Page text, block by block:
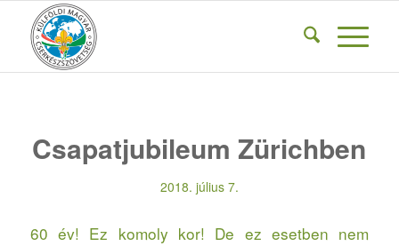
Csapatjubileum Zürichben
2018. július 7.
60 év! Ez komoly kor! De ez esetben nem